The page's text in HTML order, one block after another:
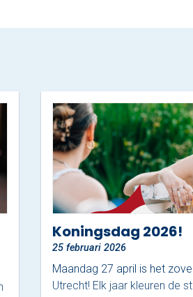
Koningsdag 2026!
25 februari 2026
Maandag 27 april is het
Utrecht! Elk jaar kleuren de